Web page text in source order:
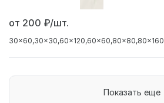
от 200 ₽/шт.
30x60 30x30 60x120 60x60 80x80 80x160
Показать еще